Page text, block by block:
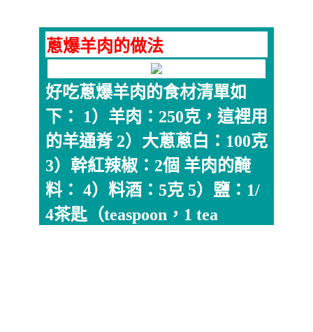
蔥爆羊肉的做法
好吃蔥爆羊肉的食材清單如
下： 1）羊肉：250克，這裡用
的羊通脊 2）大蔥蔥白：100克
3）幹紅辣椒：2個 羊肉的醃
料： 4）料酒：5克 5）鹽：1/
4茶匙（teaspoon，1 tea